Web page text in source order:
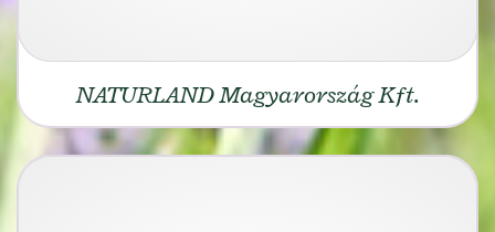
NATURLAND Magyarország Kft.